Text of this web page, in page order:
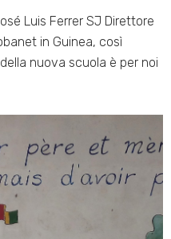
Luis Ferrer SJ Direttore
in Guinea, così
nuova scuola è per noi